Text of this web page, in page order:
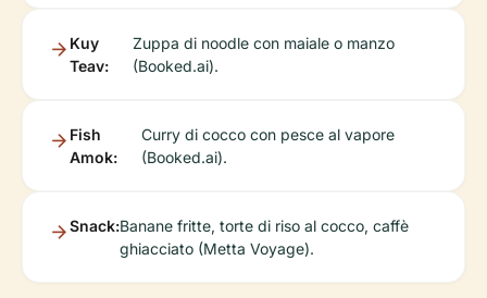
Kuy
Teav:
Zuppa di noodle con maiale o manzo
(Booked.ai).
Fish
Amok:
Curry di cocco con pesce al vapore
(Booked.ai).
Snack:Banane fritte, torte di riso al cocco, caffè
ghiacciato (Metta Voyage).